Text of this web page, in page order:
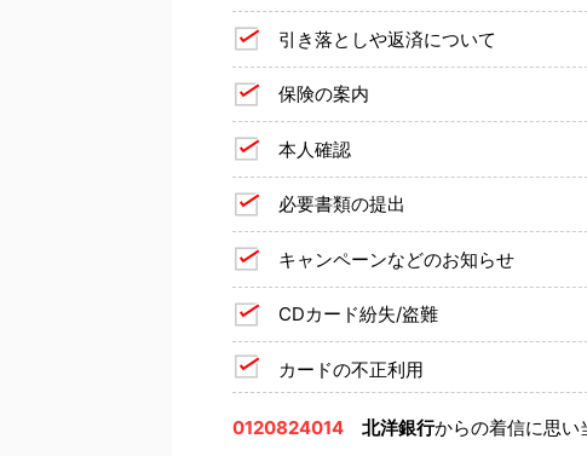
引き落としや返済について
保険の案内
本人確認
必要書類の提出
キャンペーンなどのお知らせ
CDカード紛失/盗難
カードの不正利用
0120824014 北洋銀行からの着信に思い